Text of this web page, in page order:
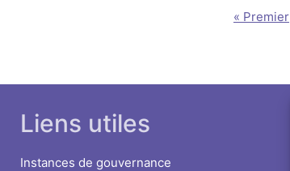
« Premier
Liens utiles
Instances de gouvernance